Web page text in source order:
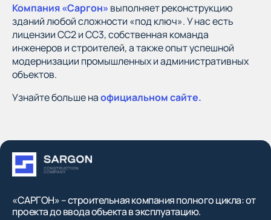
Компания «Саргон» выполняет реконструкцию
зданий любой сложности «под ключ». У нас есть
лицензии СС2 и СС3, собственная команда
инженеров и строителей, а также опыт успешной
модернизации промышленных и административных
объектов.
Узнайте больше наофициальном сайте.
«САРГОН» – строительная компания полного цикла: от
проекта до ввода объекта в эксплуатацию.